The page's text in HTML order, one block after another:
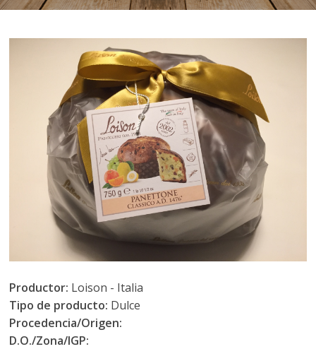
Productor: Loison - Italia
Tipo de producto: Dulce
Procedencia/Origen:
D.O./Zona/IGP: